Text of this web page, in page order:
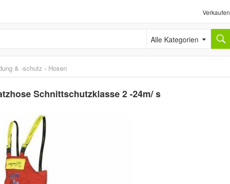
Verkaufen
Alle Kategorien
& -schutz › Hosen
Schnittschutzklasse 2 -24m/ s